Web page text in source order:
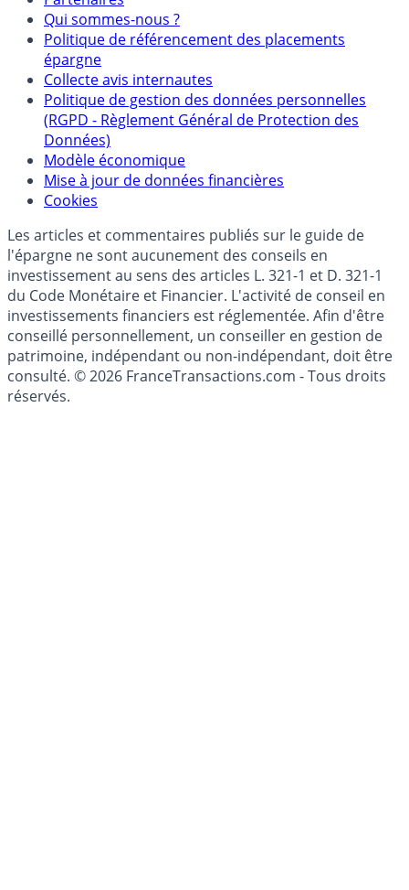
Mentions légales et Conditions d’utilisation
Partenaires
Qui sommes-nous ?
Politique de référencement des placements
épargne
Collecte avis internautes
Politique de gestion des données personnelles
(RGPD - Règlement Général de Protection des
Données)
Modèle économique
Cookies
Les articles et commentaires publiés sur le guide de
l'épargne ne sont aucunement des conseils en
investissement au sens des articles L. 321-1 et D. 321-1
du Code Monétaire et Financier. L'activité de conseil en
investissements financiers est réglementée. Afin d'être
conseillé personnellement, un conseiller en gestion de
patrimoine, indépendant ou non-indépendant, doit être